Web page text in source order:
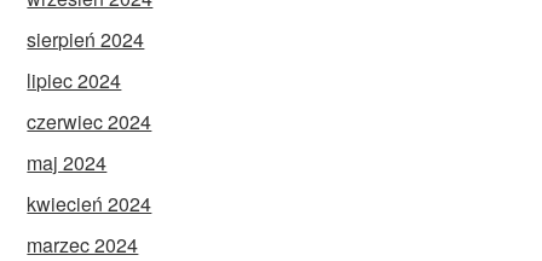
sierpień 2024
lipiec 2024
czerwiec 2024
maj 2024
kwiecień 2024
marzec 2024